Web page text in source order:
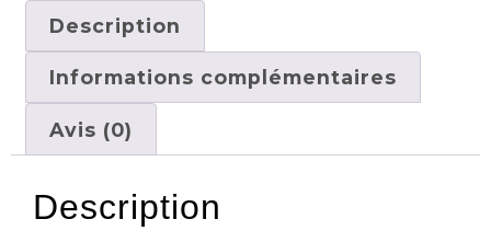
Description
Informations complémentaires
Avis (0)
Description